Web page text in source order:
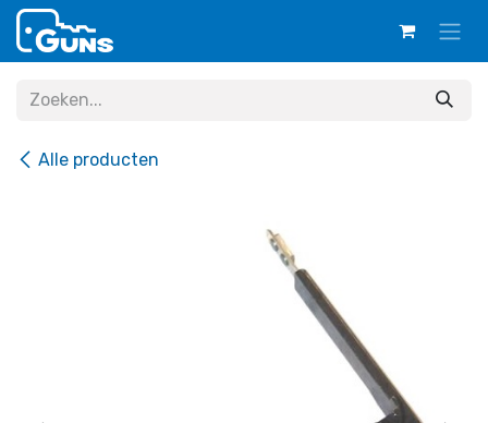
Overslaan naar inhoud
Alle producten